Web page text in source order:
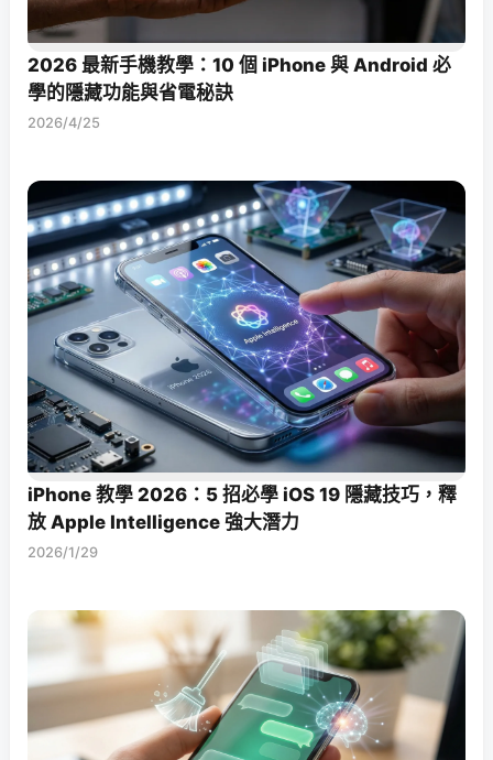
2026 最新手機教學：10 個 iPhone 與 Android 必
學的隱藏功能與省電秘訣
2026/4/25
iPhone 教學 2026：5 招必學 iOS 19 隱藏技巧，釋
放 Apple Intelligence 強大潛力
2026/1/29